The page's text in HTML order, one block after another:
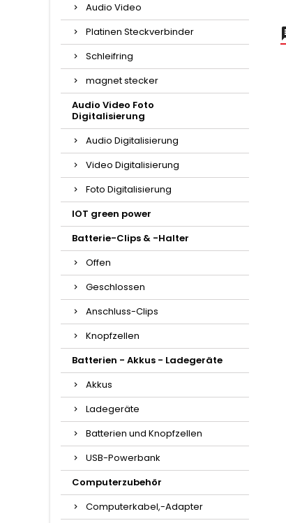
Audio Video
Platinen Steckverbinder
Schleifring
magnet stecker
Audio Video Foto
Digitalisierung
Audio Digitalisierung
Video Digitalisierung
Foto Digitalisierung
IOT green power
Batterie-Clips & -Halter
Offen
Geschlossen
Anschluss-Clips
Knopfzellen
Batterien - Akkus - Ladegeräte
Akkus
Ladegeräte
Batterien und Knopfzellen
USB-Powerbank
Computerzubehör
Computerkabel,-Adapter